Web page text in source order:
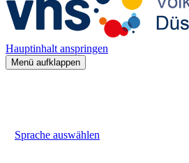
Hauptinhalt anspringen
Menü aufklappen
Sprache auswählen